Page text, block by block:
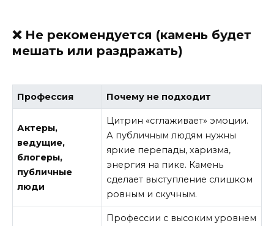
❌ Не рекомендуется (камень будет
мешать или раздражать)
Профессия Почему не подходит
Актеры,
ведущие,
блогеры,
публичные
люди
Цитрин «сглаживает» эмоции.
А публичным людям нужны
яркие перепады, харизма,
энергия на пике. Камень
сделает выступление слишком
ровным и скучным.
Профессии с высоким уровнем